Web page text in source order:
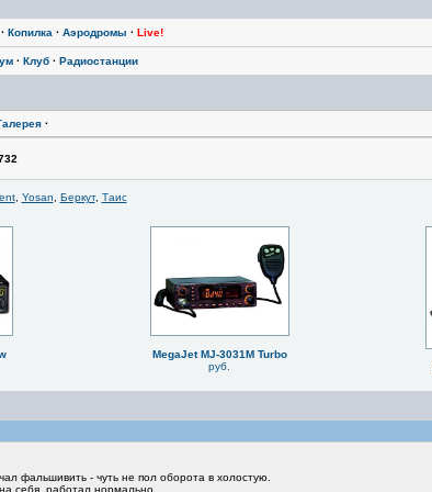
· Копилка · Аэродромы · Live!
· Клуб· Радиостанции
·
, Yosan Беркут, Таис
MegaJet MJ-3031M Turbo
руб.
фальшивить - чуть не пол оборота в холостую.
себя, работал нормально.